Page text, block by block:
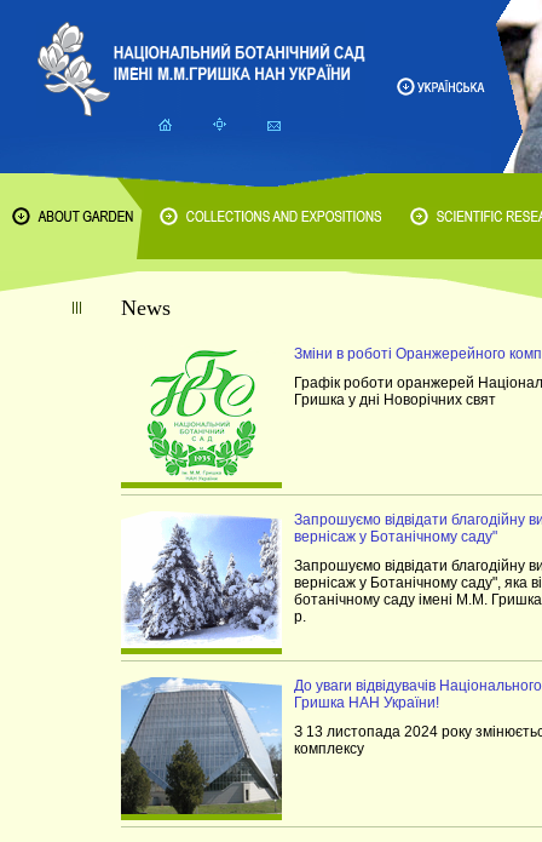
News
Зміни в роботі Оранжерейного
Графік роботи оранжерей
Гришка у дні Новорічних свят
Запрошуємо відвідати благодійну
вернісаж у Ботанічному саду"
Запрошуємо відвідати благодійну
вернісаж у Ботанічному саду", яка
ботанічному саду імені М.М.
р.
До уваги відвідувачів
Гришка НАН України!
З 13 листопада 2024 року
комплексу